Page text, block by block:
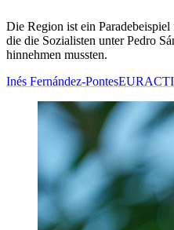
Die Region ist ein
die die Sozialisten unter Pedro
hinnehmen mussten.
Inés Fernández-Pontes